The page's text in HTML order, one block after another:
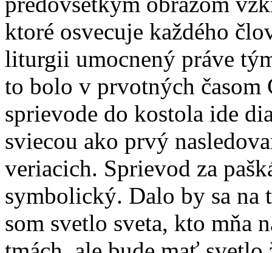
ktoré osvecuje každého
liturgii umocnený práve
to bolo v prvotných
sprievode do kostola ide
sviecou ako prvý
veriacich. Sprievod za
symbolický. Dalo by sa na
som svetlo sveta, kto mňa